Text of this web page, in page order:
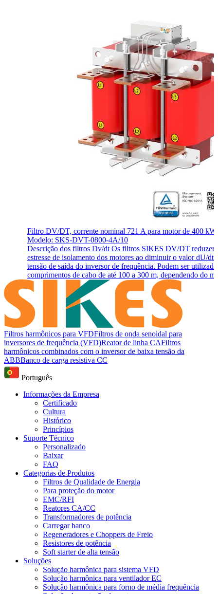
Filtro DV/DT, corrente nominal 721 A para motor de 400 kW
Modelo: SKS-DVT-0800-4A/10
Descrição dos filtros Dv/dt Os filtros SIKES DV/DT
estresse de isolamento dos motores ao diminuir o valor dU/dt
tensão de saída do inversor de frequência. Podem ser
comprimentos de cabo de até 100 a 300 m, dependendo do
Filtros harmônicos para VFDFiltros de onda senoidal para
inversores de frequência (VFD)Reator de linha CAFiltros
harmônicos combinados com o inversor de baixa tensão da
ABBBanco de carga resistiva CC
Português
Informações da Empresa
Certificado
Cultura
Histórico
Princípios
Suporte Técnico
Personalizado
Baixar
FAQ
Categorias de Produtos
Filtros de Qualidade de Energia
Para proteção do motor
EMC/RFI
Reatores CA/CC
Transformadores de potência
Carregar banco
Regeneradores e Choppers de Freio
Resistores de potência
Soft starter de alta tensão
Soluções
Solução harmônica para sistema VFD
Solução harmônica para ventilador EC
Solução harmônica para forno de média frequência